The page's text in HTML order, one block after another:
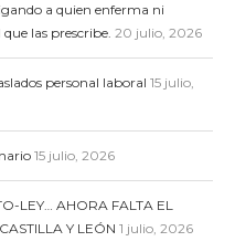
a quien enferma ni
las prescribe. 20 julio, 2026
personal laboral 15 julio,
15 julio, 2026
LEY… AHORA FALTA EL
Y LEÓN 1 julio, 2026